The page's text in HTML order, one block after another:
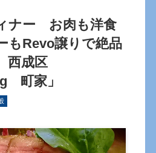
ナー お肉も洋食
もRevo譲りで絶品
西成区
町家」